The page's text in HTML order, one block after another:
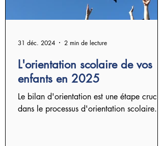
L'orientation scolaire de vos
enfants en 2025
Le bilan d'orientation est une étape
dans le processus d'orientation scolaire.
31 déc. 2024 2 min de lecture